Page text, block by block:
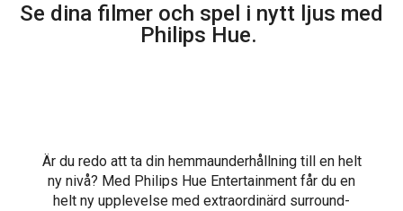
Se dina filmer och spel i nytt ljus med
Philips Hue.
Är du redo att ta din hemmaunderhållning till en helt
ny nivå? Med Philips Hue Entertainment får du en
helt ny upplevelse med extraordinärd surround-